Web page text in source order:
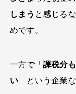
しまう と感じる
めです。
一方で「 課税分
い 」という企業